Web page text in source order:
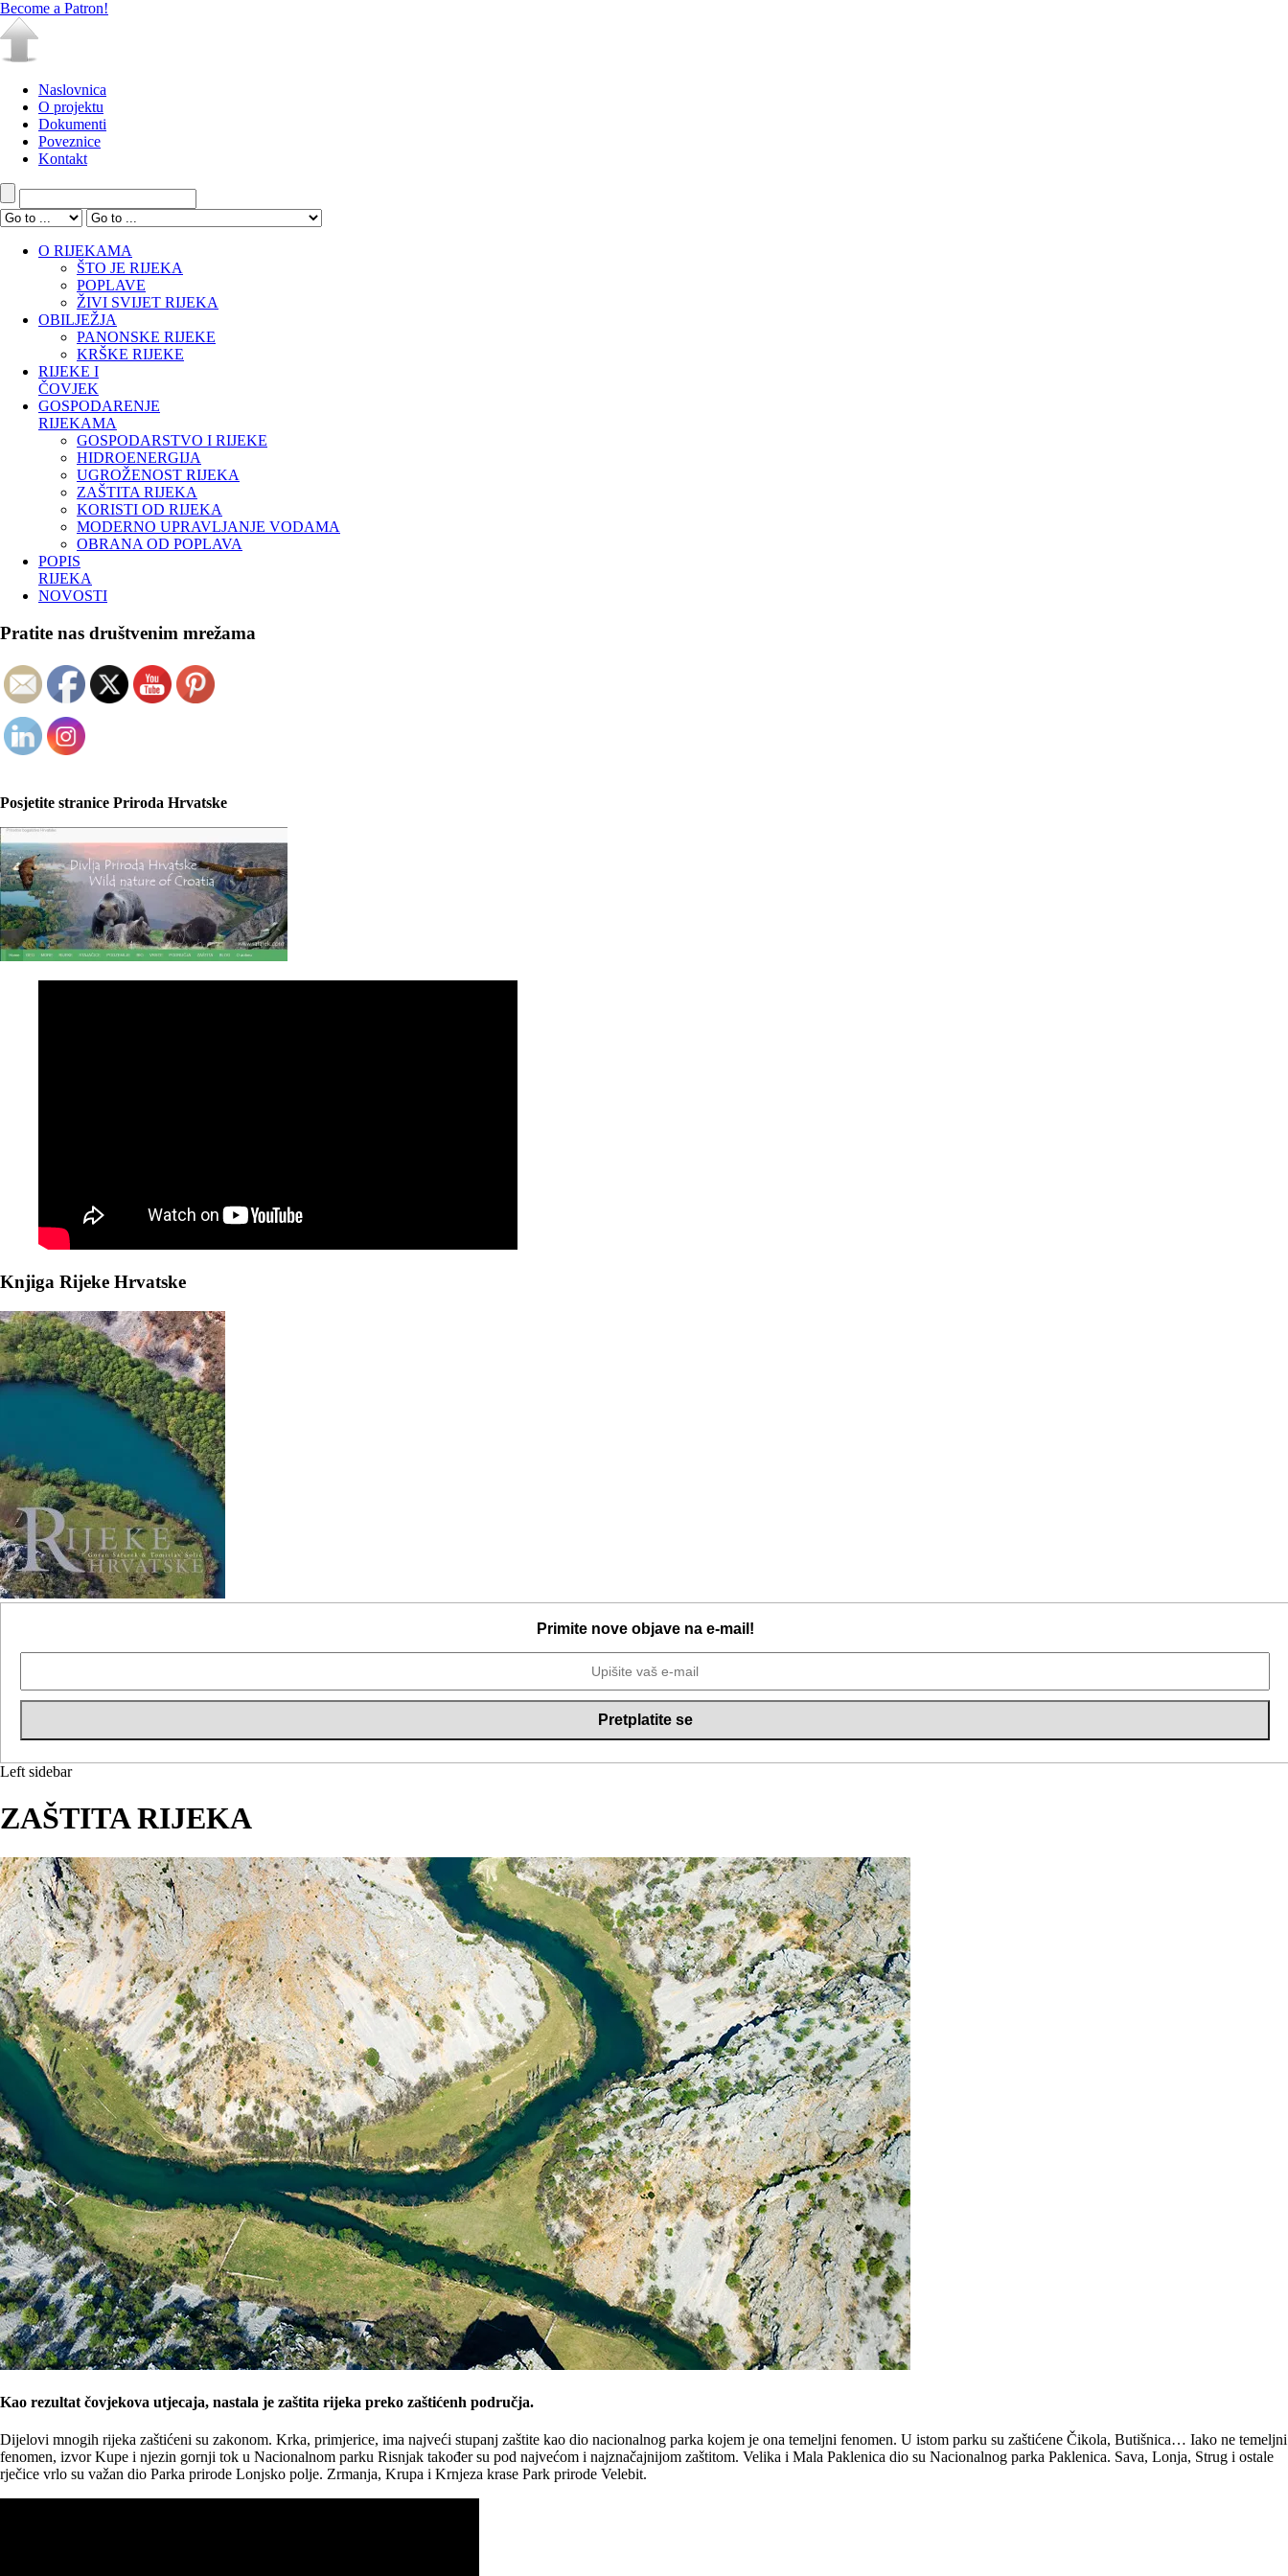
Become a Patron!
Naslovnica
O projektu
Dokumenti
Poveznice
Kontakt
O RIJEKAMA
ŠTO JE RIJEKA
POPLAVE
ŽIVI SVIJET RIJEKA
OBILJEŽJA
PANONSKE RIJEKE
KRŠKE RIJEKE
RIJEKE I
ČOVJEK
GOSPODARENJE
RIJEKAMA
GOSPODARSTVO I RIJEKE
HIDROENERGIJA
UGROŽENOST RIJEKA
ZAŠTITA RIJEKA
KORISTI OD RIJEKA
MODERNO UPRAVLJANJE VODAMA
OBRANA OD POPLAVA
POPIS
RIJEKA
NOVOSTI
Pratite nas društvenim mrežama
Posjetite stranice Priroda Hrvatske
Knjiga Rijeke Hrvatske
Primite nove objave na e-mail!
Left sidebar
ZAŠTITA RIJEKA
Kao rezultat čovjekova utjecaja, nastala je zaštita rijeka preko zaštićenh područja.
Dijelovi mnogih rijeka zaštićeni su zakonom. Krka, primjerice, ima najveći stupanj zaštite kao dio nacionalnog parka kojem je ona temeljni fenomen. U istom parku su zaštićene Čikola, Butišnica… Iako ne temeljni
fenomen, izvor Kupe i njezin gornji tok u Nacionalnom parku Risnjak također su pod najvećom i najznačajnijom zaštitom. Velika i Mala Paklenica dio su Nacionalnog parka Paklenica. Sava, Lonja, Strug i ostale
rječice vrlo su važan dio Parka prirode Lonjsko polje. Zrmanja, Krupa i Krnjeza krase Park prirode Velebit.